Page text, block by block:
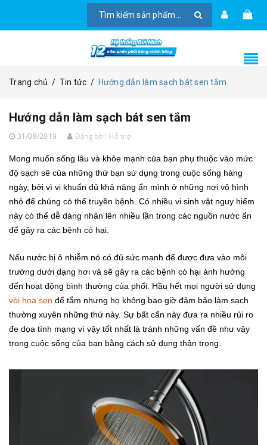
Trang chủ / Tin tức / Hướng dẫn làm sạch bát sen tắm
Hướng dẫn làm sạch bát sen tắm
31/08/2019 Đăng bởi: Hỗ trợ
Mong muốn sống lâu và khỏe mạnh của bạn phụ thuộc vào mức
độ sạch sẽ của những thứ bạn sử dụng trong cuộc sống hàng
ngày, bởi vì vi khuẩn đủ khả năng ẩn mình ở những nơi vô hình
nhỏ để chúng có thể truyền bệnh. Có nhiều vi sinh vật nguy hiểm
này có thể dễ dàng nhân lên nhiều lần trong các nguồn nước ẩn
để gây ra các bệnh có hại.
Nếu nước bị ô nhiễm nó có đủ sức mạnh để được đưa vào môi
trường dưới dạng hơi và sẽ gây ra các bệnh có hại ảnh hưởng
đến hoạt động bình thường của phổi. Hầu hết mọi người sử dụng
vòi hoa sen để tắm nhưng họ không bao giờ đảm bảo làm sạch
thường xuyên những thứ này. Sự bất cẩn này đưa ra nhiều rủi ro
đe dọa tính mạng vì vậy tốt nhất là tránh những vấn đề như vậy
trong cuộc sống của bạn bằng cách sử dụng thận trọng.